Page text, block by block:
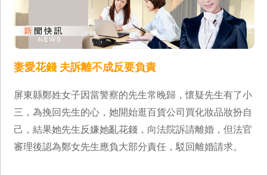
妻愛花錢 夫訴離不成反要負責
屏東縣鄭姓女子因當警察的先生常晚歸，懷疑先生有了小
三，為挽回先生的心，她開始逛百貨公司買化妝品妝扮自
己，結果她先生反嫌她亂花錢，向法院訴請離婚，但法官
審理後認為鄭女先生應負大部分責任，駁回離婚請求。